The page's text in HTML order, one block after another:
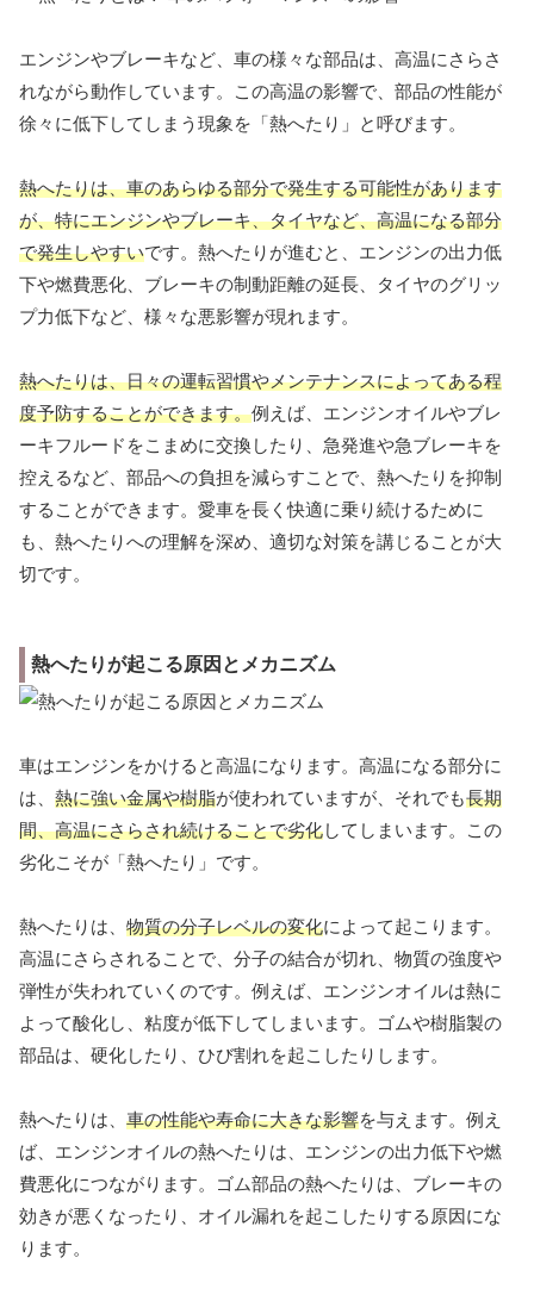
エンジンやブレーキなど、車の様々な部品は、高温にさらさ
れながら動作しています。この高温の影響で、部品の性能が
徐々に低下してしまう現象を「熱へたり」と呼びます。
熱へたりは、車のあらゆる部分で発生する可能性があります
が、特にエンジンやブレーキ、タイヤなど、高温になる部分
で発生しやすいです。熱へたりが進むと、エンジンの出力低
下や燃費悪化、ブレーキの制動距離の延長、タイヤのグリッ
プ力低下など、様々な悪影響が現れます。
熱へたりは、日々の運転習慣やメンテナンスによってある程
度予防することができます。例えば、エンジンオイルやブレ
ーキフルードをこまめに交換したり、急発進や急ブレーキを
控えるなど、部品への負担を減らすことで、熱へたりを抑制
することができます。愛車を長く快適に乗り続けるために
も、熱へたりへの理解を深め、適切な対策を講じることが大
切です。
熱へたりが起こる原因とメカニズム
車はエンジンをかけると高温になります。高温になる部分に
は、 熱に強い金属や樹脂が使われていますが、それでも長期
間、高温にさらされ続けることで劣化してしまいます。この
劣化こそが「熱へたり」です。
熱へたりは、 物質の分子レベルの変化によって起こります。
高温にさらされることで、分子の結合が切れ、物質の強度や
弾性が失われていくのです。例えば、エンジンオイルは熱に
よって酸化し、粘度が低下してしまいます。ゴムや樹脂製の
部品は、硬化したり、ひび割れを起こしたりします。
熱へたりは、 車の性能や寿命に大きな影響を与えます。例え
ば、エンジンオイルの熱へたりは、エンジンの出力低下や燃
費悪化につながります。ゴム部品の熱へたりは、ブレーキの
効きが悪くなったり、オイル漏れを起こしたりする原因にな
ります。